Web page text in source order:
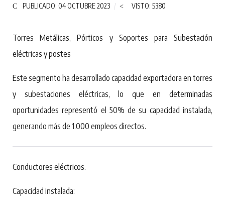
PUBLICADO: 04 OCTUBRE 2023
VISTO: 5380
Torres Metálicas, Pórticos y Soportes para Subestación
eléctricas y postes
Este segmento ha desarrollado capacidad exportadora en torres
y subestaciones eléctricas, lo que en determinadas
oportunidades representó el 50% de su capacidad instalada,
generando más de 1.000 empleos directos.
Conductores eléctricos.
Capacidad instalada: